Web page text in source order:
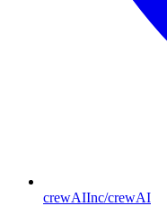
crewAIInc/crewAI